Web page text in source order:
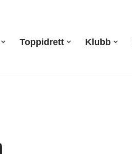
Toppidrett Klubb